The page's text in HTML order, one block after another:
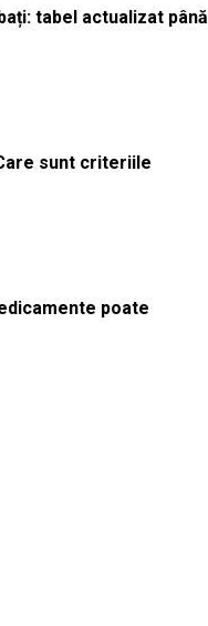
tabel actualizat până
sunt criteriile
poate